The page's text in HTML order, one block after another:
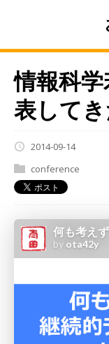
情報科
表して
2014-09-14
conference